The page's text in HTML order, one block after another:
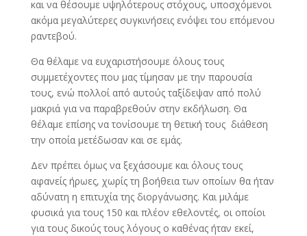
και να θέσουμε υψηλότερους στόχους, υποσχόμενοι
ακόμα μεγαλύτερες συγκινήσεις ενόψει του επόμενου
ραντεβού.
Θα θέλαμε να ευχαριστήσουμε όλους τους
συμμετέχοντες που μας τίμησαν με την παρουσία
τους, ενώ πολλοί από αυτούς ταξίδεψαν από πολύ
μακριά για να παραβρεθούν στην εκδήλωση. Θα
θέλαμε επίσης να τονίσουμε τη θετική τους διάθεση
την οποία μετέδωσαν και σε εμάς.
Δεν πρέπει όμως να ξεχάσουμε και όλους τους
αφανείς ήρωες, χωρίς τη βοήθεια των οποίων θα ήταν
αδύνατη η επιτυχία της διοργάνωσης. Και μιλάμε
φυσικά για τους 150 και πλέον εθελοντές, οι οποίοι
για τους δικούς τους λόγους ο καθένας ήταν εκεί,